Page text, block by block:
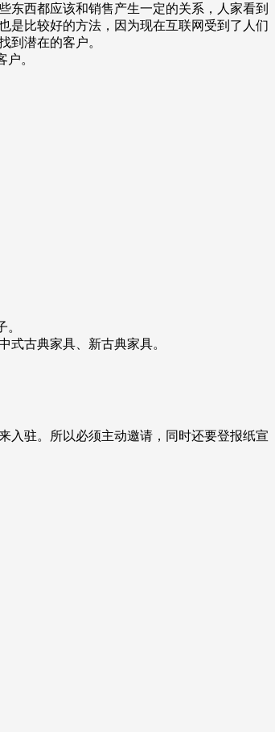
东西都应该和销售产生一定的关系，人家看到
是比较好的方法，因为现在互联网受到了人们
到潜在的客户。
。
古典家具、新古典家具。
入驻。所以必须主动邀请，同时还要登报纸宣